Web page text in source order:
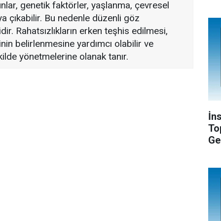
genetik faktörler, yaşlanma, çevresel
çıkabilir. Bu nedenle düzenli göz
Rahatsızlıkların erken teşhis edilmesi,
belirlenmesine yardımcı olabilir ve
yönetmelerine olanak tanır.